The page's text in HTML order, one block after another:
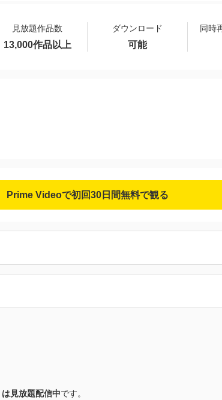
見放題作品数 ダウンロード 同時
13,000作品以上 可能
Prime Videoで初回30日間無料で観る
は見放題配信中です。